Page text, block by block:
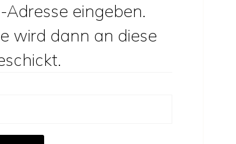
eingeben.
wird dann an diese